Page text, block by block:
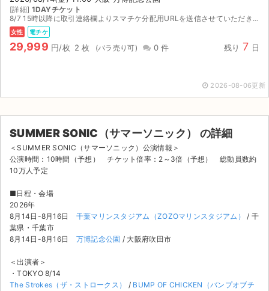
[詳細] 1DAYチケット
8/7 15時以降に取引連絡欄よりスマチケ分配用URLを送信させていただきます。朝イチ整理券の申込対応可能です。ご落札前にコメント欄よりその旨お知らせください。
女性 電チケ
29,999 円/枚 2 枚 0 件 残り 7 日
2026-08-06更新
SUMMER SONIC（サマーソニック） の詳細
＜SUMMER SONIC（サマーソニック）公演情報＞
公演時間：10時間（予想） チケット倍率：2～3倍（予想） 総動員数約
10万人予定
■日程・会場
2026年
8月14日-8月16日 千葉マリンスタジアム（ZOZOマリンスタジアム）
/ 千
葉県・千葉市
8月14日-8月16日 万博記念公園 / 大阪府吹田市
＜出演者＞
・TOKYO 8/14
The Strokes（ザ・ストロークス）
/ BUMP OF CHICKEN（バンプオブチ